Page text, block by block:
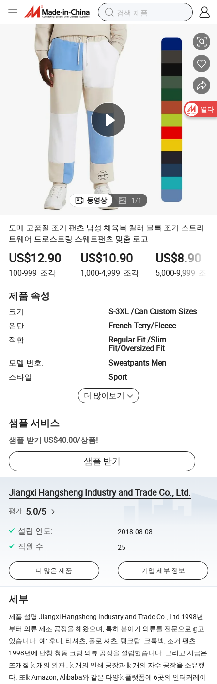
스웨트팬츠 맞춤 로고
도매 고품질 조거 팬츠 남성 체육복 컬러 블록 조거 스트리트웨어 드로스
동영상 1/1
도매 고품질 조거 팬츠 남성 체육복 컬러 블록 조거 스트리
트웨어 드로스트링 스웨트팬츠 맞춤 로고
US$12.90
100-999 조각
US$10.90
1,000-4,999 조각
US$8.90
5,000-9,999 조각
제품 속성
크기
S-3XL /Can Custom Sizes
원단
French Terry/Fleece
적합
Regular Fit /Slim
Fit/Oversized Fit
모델 번호.
Sweatpants Men
스타일
Sport
더 많이보기
샘플 서비스
샘플 받기 US$40.00/상품!
샘플 받기
Jiangxi Hangsheng Industry and Trade Co., Ltd.
평가 5.0/5
설립 연도: 2018-08-08
직원 수: 25
더 많은 제품 기업 세부 정보
세부
제품 설명 Jiangxi Hangsheng Industry and Trade Co., Ltd 1998년
부터 의류 제조 공정을 해왔으며, 특히 붙이기 의류를 전문으로 𝕘고
있습니다. 예: 후디, 티셔츠, 폴로 셔츠, 탱크탑. 크룩넥, 조거 팬츠
1998년에 난창 청동 크팅 의류 공장을 설립했습니다. 그리고 지금은
뜨개질 𝕜 개의 외관 , 𝕜 개의 인쇄 공장과 𝕜 개의 자수 공장을 소유했
다. 또𝕜 Amazon, Alibaba와 같은 다양𝕜 플랫폼에 6곳의 인터커레이
열다